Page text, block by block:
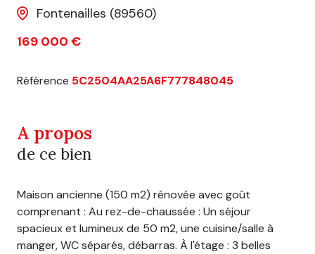
Fontenailles (89560)
169 000 €
Référence 5C2504AA25A6F777848045
A propos
de ce bien
Maison ancienne (150 m2) rénovée avec goût
comprenant : Au rez-de-chaussée : Un séjour
spacieux et lumineux de 50 m2, une cuisine/salle à
manger, WC séparés, débarras. À l'étage : 3 belles